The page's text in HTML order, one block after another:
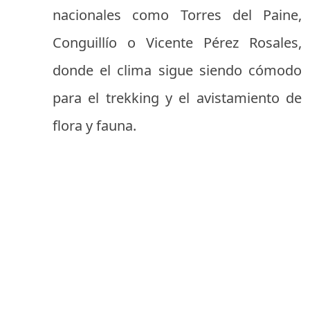
nacionales como Torres del Paine,
Conguillío o Vicente Pérez Rosales,
donde el clima sigue siendo cómodo
para el trekking y el avistamiento de
flora y fauna.